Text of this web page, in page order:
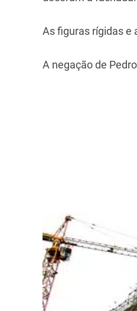
As figuras rígidas e
A negação de